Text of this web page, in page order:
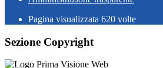
Pagina visualizzata 620 volte
Sezione Copyright